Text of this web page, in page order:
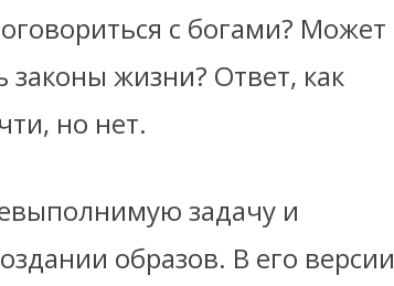
с богами? Может
жизни? Ответ, как
но нет.
задачу и
образов. В его версии